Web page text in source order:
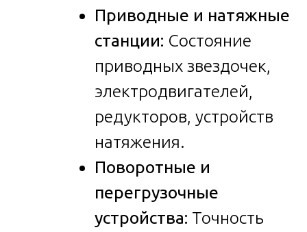
Приводные и натяжные
станции: Состояние
приводных звездочек,
электродвигателей,
редукторов, устройств
натяжения.
Поворотные и
перегрузочные
устройства: Точность